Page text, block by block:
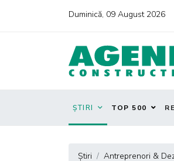
Duminică, 09 August 2026
ȘTIRI TOP 500
Știri
Antreprenori &